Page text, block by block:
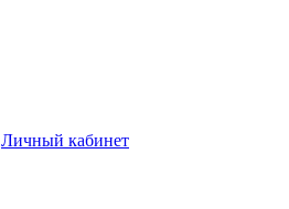
Личный кабинет